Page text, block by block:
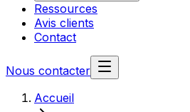
Ressources
Avis clients
Contact
Nous contacter
Accueil